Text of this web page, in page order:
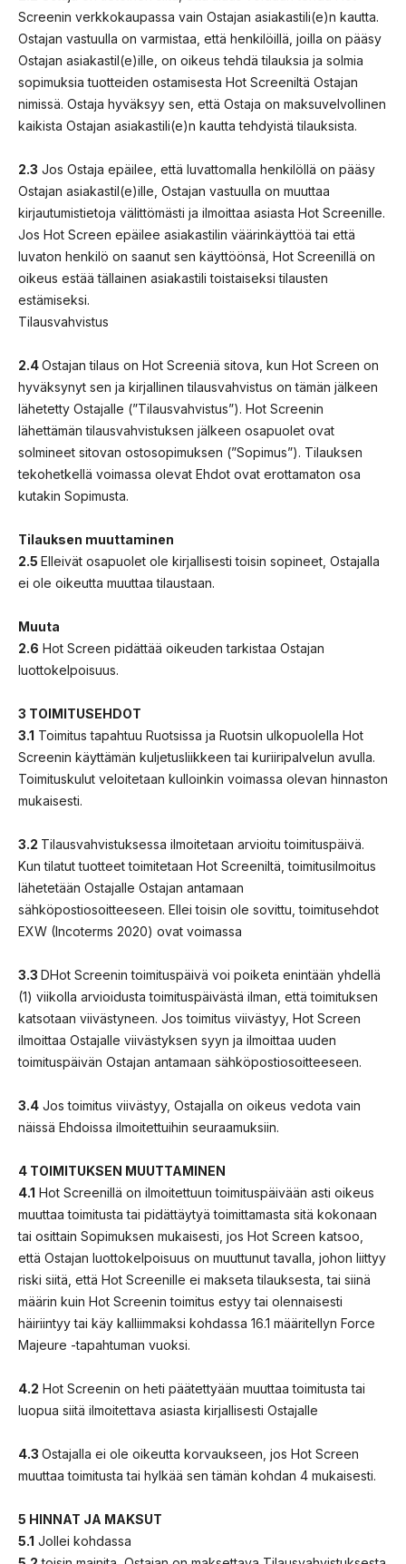
Screenin verkkokaupassa vain Ostajan asiakastili(e)n kautta.
Ostajan vastuulla on varmistaa, että henkilöillä, joilla on pääsy
Ostajan asiakastil(e)ille, on oikeus tehdä tilauksia ja solmia
sopimuksia tuotteiden ostamisesta Hot Screeniltä Ostajan
nimissä. Ostaja hyväksyy sen, että Ostaja on maksuvelvollinen
kaikista Ostajan asiakastili(e)n kautta tehdyistä tilauksista.
2.3 Jos Ostaja epäilee, että luvattomalla henkilöllä on pääsy
Ostajan asiakastil(e)ille, Ostajan vastuulla on muuttaa
kirjautumistietoja välittömästi ja ilmoittaa asiasta Hot Screenille.
Jos Hot Screen epäilee asiakastilin väärinkäyttöä tai että
luvaton henkilö on saanut sen käyttöönsä, Hot Screenillä on
oikeus estää tällainen asiakastili toistaiseksi tilausten
estämiseksi.
Tilausvahvistus
2.4Ostajan tilaus on Hot Screeniä sitova, kun Hot Screen on
hyväksynyt sen ja kirjallinen tilausvahvistus on tämän jälkeen
lähetetty Ostajalle (”Tilausvahvistus”). Hot Screenin
lähettämän tilausvahvistuksen jälkeen osapuolet ovat
solmineet sitovan ostosopimuksen (”Sopimus”). Tilauksen
tekohetkellä voimassa olevat Ehdot ovat erottamaton osa
kutakin Sopimusta.
Tilauksen muuttaminen
2.5 Elleivät osapuolet ole kirjallisesti toisin sopineet, Ostajalla
ei ole oikeutta muuttaa tilaustaan.
Muuta
2.6 Hot Screen pidättää oikeuden tarkistaa Ostajan
luottokelpoisuus.
3 TOIMITUSEHDOT
3.1 Toimitus tapahtuu Ruotsissa ja Ruotsin ulkopuolella Hot
Screenin käyttämän kuljetusliikkeen tai kuriiripalvelun avulla.
Toimituskulut veloitetaan kulloinkin voimassa olevan hinnaston
mukaisesti.
3.2 Tilausvahvistuksessa ilmoitetaan arvioitu toimituspäivä.
Kun tilatut tuotteet toimitetaan Hot Screeniltä, toimitusilmoitus
lähetetään Ostajalle Ostajan antamaan
sähköpostiosoitteeseen. Ellei toisin ole sovittu, toimitusehdot
EXW (Incoterms 2020) ovat voimassa
3.3 DHot Screenin toimituspäivä voi poiketa enintään yhdellä
(1) viikolla arvioidusta toimituspäivästä ilman, että toimituksen
katsotaan viivästyneen. Jos toimitus viivästyy, Hot Screen
ilmoittaa Ostajalle viivästyksen syyn ja ilmoittaa uuden
toimituspäivän Ostajan antamaan sähköpostiosoitteeseen.
3.4 Jos toimitus viivästyy, Ostajalla on oikeus vedota vain
näissä Ehdoissa ilmoitettuihin seuraamuksiin.
4 TOIMITUKSEN MUUTTAMINEN
4.1 Hot Screenillä on ilmoitettuun toimituspäivään asti oikeus
muuttaa toimitusta tai pidättäytyä toimittamasta sitä kokonaan
tai osittain Sopimuksen mukaisesti, jos Hot Screen katsoo,
että Ostajan luottokelpoisuus on muuttunut tavalla, johon liittyy
riski siitä, että Hot Screenille ei makseta tilauksesta, tai siinä
määrin kuin Hot Screenin toimitus estyy tai olennaisesti
häiriintyy tai käy kalliimmaksi kohdassa 16.1 määritellyn Force
Majeure -tapahtuman vuoksi.
4.2 Hot Screenin on heti päätettyään muuttaa toimitusta tai
luopua siitä ilmoitettava asiasta kirjallisesti Ostajalle
4.3 Ostajalla ei ole oikeutta korvaukseen, jos Hot Screen
muuttaa toimitusta tai hylkää sen tämän kohdan 4 mukaisesti.
5 HINNAT JA MAKSUT
5.1 Jollei kohdassa